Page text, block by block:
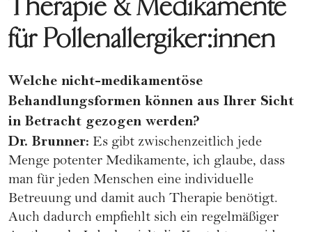
für Pollenallergiker:innen
Welche nicht-medikamentöse
Behandlungsformen können aus Ihrer Sicht
in Betracht gezogen werden?
Dr. Brunner: Es gibt zwischenzeitlich jede
Menge potenter Medikamente, ich glaube, dass
man für jeden Menschen eine individuelle
Betreuung und damit auch Therapie benötigt.
Auch dadurch empfiehlt sich ein regelmäßiger